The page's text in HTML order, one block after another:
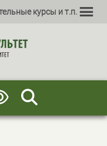
курсы и т.п.